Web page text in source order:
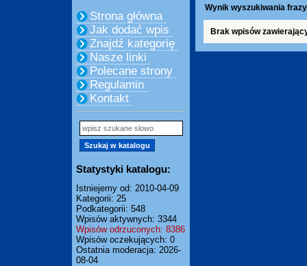
Strona główna
Jak dodać wpis
Znajdź kategorię
Nasze linki
Polecane strony
Regulamin
Kontakt
Statystyki katalogu:
Istniejemy od: 2010-04-09
Kategorii: 25
Podkategorii: 548
Wpisów aktywnych: 3344
Wpisów odrzuconych: 8386
Wpisów oczekujących: 0
Ostatnia moderacja: 2026-
08-04
Wynik wyszukiwania
Brak wpisów